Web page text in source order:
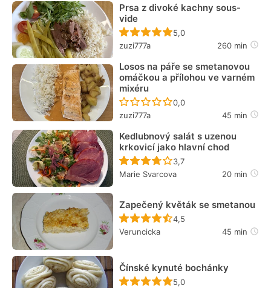
Prsa z divoké kachny sous-
vide
Recept ještě nebyl
5,0
zuzi777a
260 min
Losos na páře se smetanovou
omáčkou a přílohou ve varném
mixéru
Recept ještě nebyl
0,0
zuzi777a
45 min
Kedlubnový salát s uzenou
krkovicí jako hlavní chod
Recept ještě nebyl
3,7
Marie Svarcova
20 min
Zapečený květák se smetanou
Recept ještě nebyl
4,5
Veruncicka
45 min
Čínské kynuté bochánky
Recept ještě nebyl
5,0